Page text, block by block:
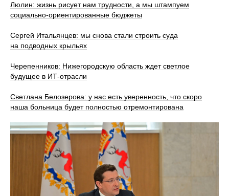
Люлин: жизнь рисует нам трудности, а мы штампуем
социально-ориентированные бюджеты
Сергей Итальянцев: мы снова стали строить суда
на подводных крыльях
Черепенников: Нижегородскую область ждет светлое
будущее в ИТ-отрасли
Светлана Белозерова: у нас есть уверенность, что скоро
наша больница будет полностью отремонтирована